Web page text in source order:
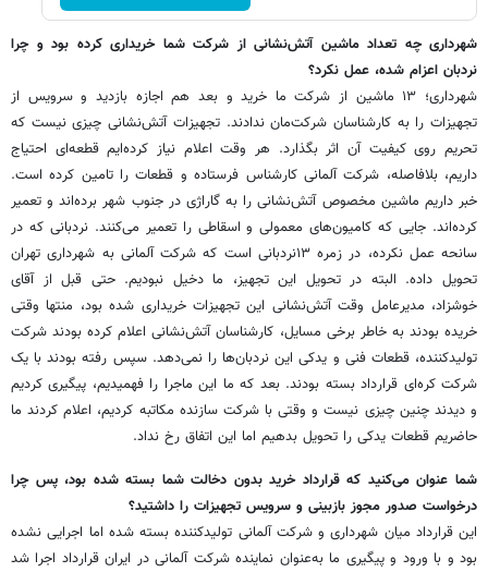
‌شهرداری چه تعداد ماشین آتش‌نشانی از شرکت شما خریداری کرده بود و چرا
نردبان اعزام شده، عمل نکرد؟
شهرداری؛ ۱۳ ماشین از شرکت ما خرید و بعد هم اجازه بازدید و سرویس از
تجهیزات را به کارشناسان شرکت‌مان ندادند. تجهیزات آتش‌نشانی چیزی نیست که
تحریم روی کیفیت آن اثر بگذارد. هر وقت اعلام نیاز کرده‌ایم قطعه‌ای احتیاج
داریم، بلافاصله، شرکت آلمانی کارشناس فرستاده و قطعات را تامین کرده است.
خبر داریم ماشین مخصوص آتش‌نشانی را به گاراژی در جنوب شهر برده‌اند و تعمیر
کرده‌اند. جایی که کامیون‌های معمولی و اسقاطی را تعمیر می‌کنند. نردبانی که در
سانحه عمل نکرده، در زمره ۱۳نردبانی است که شرکت آلمانی به شهرداری تهران
تحویل داده. البته در تحویل این تجهیز، ما دخیل نبودیم. حتی قبل از آقای
خوشزاد، مدیرعامل وقت آتش‌نشانی این تجهیزات خریداری شده بود، منتها وقتی
خریده بودند به خاطر برخی مسایل، کارشناسان آتش‌نشانی اعلام کرده بودند شرکت
تولیدکننده، قطعات فنی و یدکی این نردبان‌ها را نمی‌دهد. سپس رفته بودند با یک
شرکت کره‌ای قرارداد بسته بودند. بعد که ما این ماجرا را فهمیدیم، پیگیری کردیم
و دیدند چنین چیزی نیست و وقتی با شرکت سازنده مکاتبه کردیم، اعلام کردند ما
حاضریم قطعات یدکی را تحویل بدهیم اما این اتفاق رخ نداد.
‌شما عنوان می‌کنید که قرارداد خرید بدون دخالت شما بسته شده بود، پس چرا
درخواست صدور مجوز بازبینی و سرویس تجهیزات را داشتید؟
این قرارداد میان شهرداری و شرکت آلمانی تولیدکننده بسته شده اما اجرایی نشده
بود و با ورود و پیگیری ما به‌عنوان نماینده شرکت آلمانی در ایران قرارداد اجرا شد